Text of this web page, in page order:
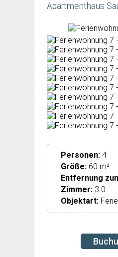
Apartmenthaus
Personen: 4
Größe: 60 m²
Entfernung
Zimmer: 3.0
Objektart: